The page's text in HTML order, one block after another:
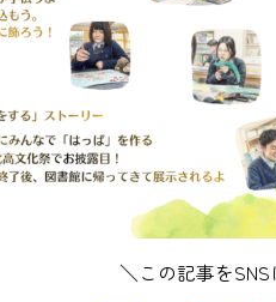
＼この記事を